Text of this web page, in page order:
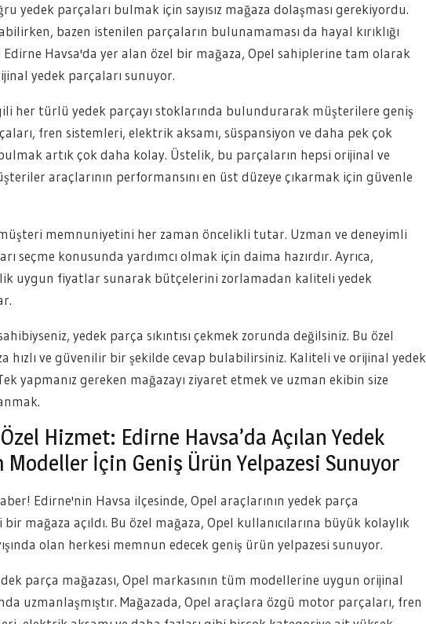
yedek parçaları bulmak için sayısız mağaza dolaşması gerekiyordu.
bazen istenilen parçaların bulunamaması da hayal kırıklığı
Havsa'da yer alan özel bir mağaza, Opel sahiplerine tam olarak
yedek parçaları sunuyor.
her türlü yedek parçayı stoklarında bulundurarak müşterilere geniş
fren sistemleri, elektrik aksamı, süspansiyon ve daha pek çok
artık çok daha kolay. Üstelik, bu parçaların hepsi orijinal ve
araçlarının performansını en üst düzeye çıkarmak için güvenle
memnuniyetini her zaman öncelikli tutar. Uzman ve deneyimli
seçme konusunda yardımcı olmak için daima hazırdır. Ayrıca,
uygun fiyatlar sunarak bütçelerini zorlamadan kaliteli yedek
yedek parça sıkıntısı çekmek zorunda değilsiniz. Bu özel
hızlı ve güvenilir bir şekilde cevap bulabilirsiniz. Kaliteli ve orijinal yedek
yapmanız gereken mağazayı ziyaret etmek ve uzman ekibin size
Hizmet: Edirne Havsa’da Açılan Yedek
Modeller İçin Geniş Ürün Yelpazesi Sunuyor
Edirne'nin Havsa ilçesinde, Opel araçlarının yedek parça
mağaza açıldı. Bu özel mağaza, Opel kullanıcılarına büyük kolaylık
olan herkesi memnun edecek geniş ürün yelpazesi sunuyor.
parça mağazası, Opel markasının tüm modellerine uygun orijinal
uzmanlaşmıştır. Mağazada, Opel araçlara özgü motor parçaları, fren